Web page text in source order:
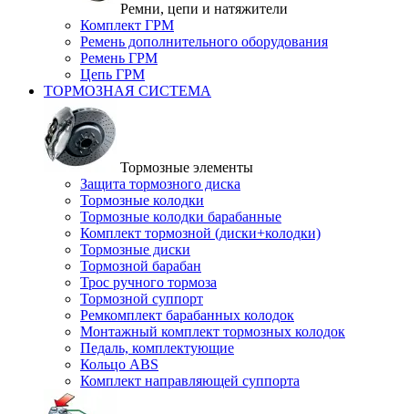
Ремни, цепи и натяжители
Комплект ГРМ
Ремень дополнительного оборудования
Ремень ГРМ
Цепь ГРМ
ТОРМОЗНАЯ СИСТЕМА
Тормозные элементы
Защита тормозного диска
Тормозные колодки
Тормозные колодки барабанные
Комплект тормозной (диски+колодки)
Тормозные диски
Тормозной барабан
Трос ручного тормоза
Тормозной суппорт
Ремкомплект барабанных колодок
Монтажный комплект тормозных колодок
Педаль, комплектующие
Кольцо ABS
Комплект направляющей суппорта